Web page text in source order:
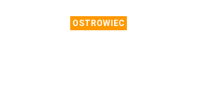
OSTROWIEC